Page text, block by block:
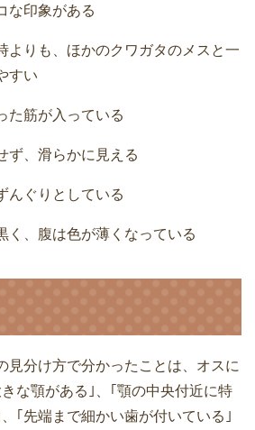
な印象がある
よりも、ほかのクワガタのメスと一
すい
た筋が入っている
ず、滑らかに見える
んぐりとしている
く、腹は色が薄くなっている
見分け方で分かったことは、オスに
な顎がある｣、｢顎の中央付近に特
｢先端まで細かい歯が付いている｣